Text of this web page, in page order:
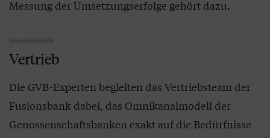
Messung der Umsetzungserfolge gehört dazu.
Vertrieb
Die GVB-Experten begleiten das Vertriebsteam der
Fusionsbank dabei, das Omnikanalmodell der
Genossenschaftsbanken exakt auf die Bedürfnisse